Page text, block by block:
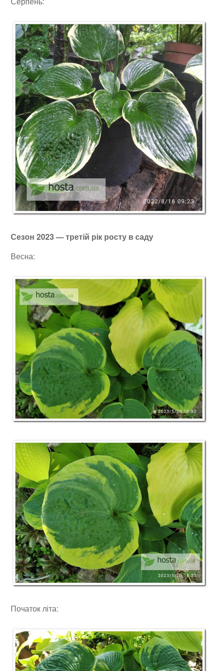
Сезон 2023 — третій рік росту в саду
Весна:
Початок літа: